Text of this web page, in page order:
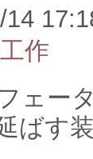
14
作
ェー
ばす